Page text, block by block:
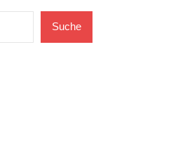
Suche